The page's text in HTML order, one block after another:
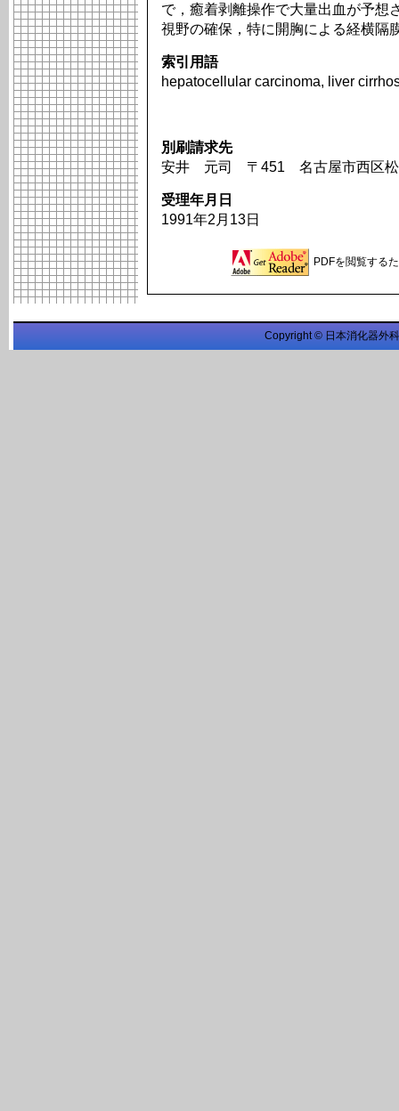
で，癒着剥離操作で大量出血が予想
視野の確保，特に開胸による経横隔
索引用語
hepatocellular carcinoma, liver
別刷請求先
安井 元司 〒451 名古屋市西区松
受理年月日
1991年2月13日
PDFを閲覧する
Copyright © 日本消化器外